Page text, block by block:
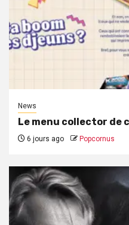
News
Le menu collector de
6 jours ago Popcornus